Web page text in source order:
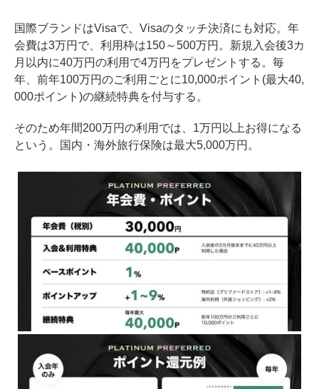
国際ブランドはVisaで、Visaのタッチ決済にも対応。年
会費は3万円で、利用枠は150～500万円。新規入会後3カ
月以内に40万円の利用で4万円をプレゼントする。毎
年、前年100万円のご利用ごとに10,000ポイント(最大40,
000ポイント)の継続特典を付与する。
そのため年間200万円の利用では、1万円以上お得になる
という。国内・海外旅行保険は最大5,000万円。